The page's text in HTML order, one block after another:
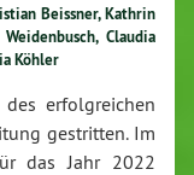
Beissner, Kathrin
Claudia
Köhler
erfolgreichen
gestritten. Im
das Jahr 2022